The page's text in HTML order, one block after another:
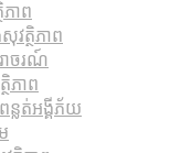
ភាព
វត្ថិភាព
ាចរណ៍
ថិភាព
ន្លត់អង្គីភ័យ